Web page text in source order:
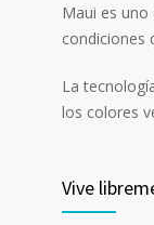
Maui es uno
condiciones
La
los colores
Vive